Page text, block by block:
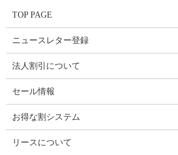
TOP PAGE
ニュースレター登録
法人割引について
セール情報
お得な割システム
リースについて